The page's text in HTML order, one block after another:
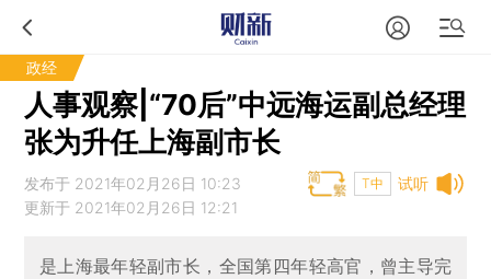
政经
人事观察|“70后”中远海运副总经理
张为升任上海副市长
试听
发布于 2021年02月26日 10:23
更新于 2021年02月26日 12:21
T中
是上海最年轻副市长，全国第四年轻高官，曾主导完